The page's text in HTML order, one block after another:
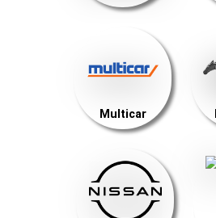
Multicar